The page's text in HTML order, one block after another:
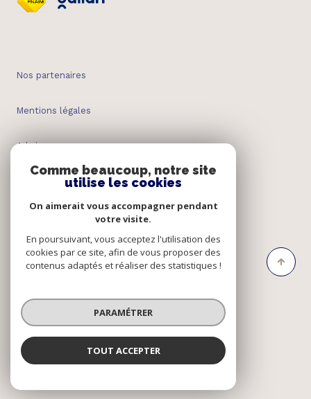
Nos partenaires
Mentions légales
Admin
Nos honoraires
Cookies
© 2026 | Tous droits réservés
Réalisé par
Comme beaucoup, notre site
utilise les cookies
On aimerait vous accompagner pendant
votre visite.
En poursuivant, vous acceptez l'utilisation des
cookies par ce site, afin de vous proposer des
contenus adaptés et réaliser des statistiques !
PARAMÉTRER
TOUT ACCEPTER